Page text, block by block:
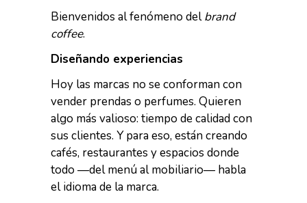
Bienvenidos al fenómeno delbrand
coffee.
Diseñando experiencias
Hoy las marcas no se conforman con
vender prendas o perfumes. Quieren
algo más valioso: tiempo de calidad con
sus clientes. Y para eso, están creando
cafés, restaurantes y espacios donde
todo —del menú al mobiliario— habla
el idioma de la marca.